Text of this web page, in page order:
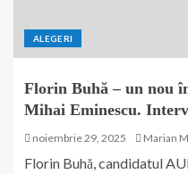
ALEGERI
Florin Buhă – un nou
Mihai Eminescu.
noiembrie 29, 2025 Marian
Florin Buhă, candidatul